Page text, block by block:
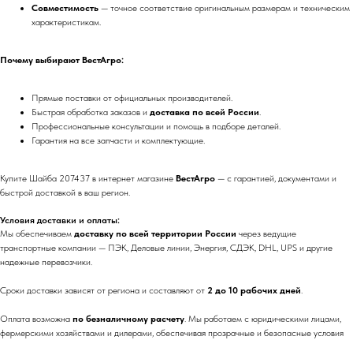
Совместимость — точное соответствие оригинальным размерам и техническим
характеристикам.
Почему выбирают ВестАгро:
Прямые поставки от официальных производителей.
Быстрая обработка заказов и доставка по всей России.
Профессиональные консультации и помощь в подборе деталей.
Гарантия на все запчасти и комплектующие.
Купите Шайба 207437 в интернет магазине ВестАгро — с гарантией, документами и
быстрой доставкой в ваш регион.
Условия доставки и оплаты:
Мы обеспечиваем доставку по всей территории России через ведущие
транспортные компании — ПЭК, Деловые линии, Энергия, СДЭК, DHL, UPS и другие
надежные перевозчики.
Сроки доставки зависят от региона и составляют от 2 до 10 рабочих дней.
Оплата возможна по безналичному расчету. Мы работаем с юридическими лицами,
фермерскими хозяйствами и дилерами, обеспечивая прозрачные и безопасные условия